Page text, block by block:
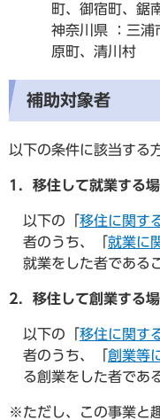
町、御宿町、鋸
神奈川県 ：三浦
原町、清川村
補助対象者
以下の条件に該当する
1．移住して就業する
以下の「 移住に関す
者のうち、「 就業に
就業をした者である
2．移住して創業する
以下の「 移住に関す
者のうち、「 創業等
る創業をした者であ
※ただし、この事業と